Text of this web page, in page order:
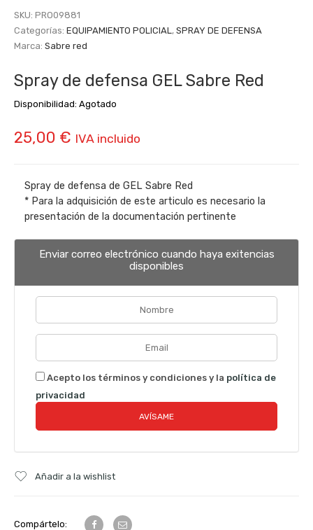
SKU: PRO09881
Categorías: EQUIPAMIENTO POLICIAL, SPRAY DE DEFENSA
Marca: Sabre red
Spray de defensa GEL Sabre Red
Disponibilidad: Agotado
25,00 € IVA incluido
Spray de defensa de GEL Sabre Red
* Para la adquisición de este articulo es necesario la
presentación de la documentación pertinente
Enviar correo electrónico cuando haya exitencias
disponibles
Acepto los términos y condiciones y la política de
privacidad
Añadir a la wishlist
Compártelo: